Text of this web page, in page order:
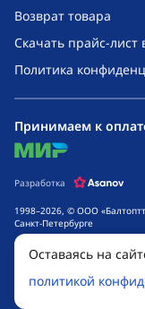
Возврат товара
Скачать прайс-лист
Политика
1998–2026, © ООО
Санкт-Петербурге
Обращаем ваше внимание
информационный характер
офертой, определяемой
Российской Федерации.
товаров и сроках
Принимаем к
mir
Разработка
Оставаясь на
политикой